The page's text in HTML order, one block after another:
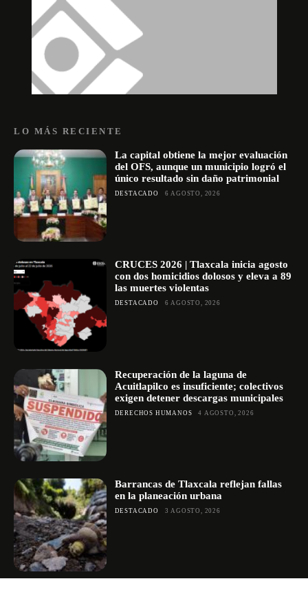
LO MÁS RECIENTE
La capital obtiene la mejor evaluación
del OFS, aunque un municipio logró el
único resultado sin daño patrimonial
DESTACADO 6 AGOSTO, 2026
CRUCES 2026 | Tlaxcala inicia agosto
con dos homicidios dolosos y eleva a 89
las muertes violentas
DESTACADO 6 AGOSTO, 2026
Recuperación de la laguna de
Acuitlapilco es insuficiente; colectivos
exigen detener descargas municipales
DERECHOS HUMANOS 4 AGOSTO, 2026
Barrancas de Tlaxcala reflejan fallas
en la planeación urbana
DESTACADO 3 AGOSTO, 2026